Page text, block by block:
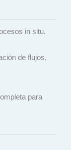
in situ.
de flujos,
para